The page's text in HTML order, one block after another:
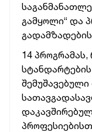
გამყოლი“ და
გადამზადების
14